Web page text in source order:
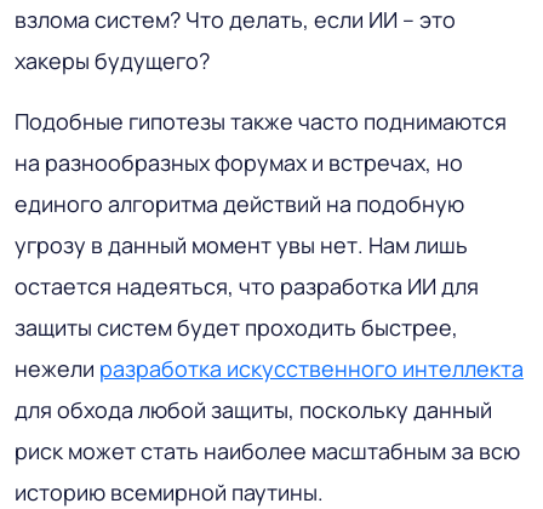
взлома систем? Что делать, если ИИ – это
хакеры будущего?
Подобные гипотезы также часто поднимаются
на разнообразных форумах и встречах, но
единого алгоритма действий на подобную
угрозу в данный момент увы нет. Нам лишь
остается надеяться, что разработка ИИ для
защиты систем будет проходить быстрее,
нежели разработка искусственного интеллекта
для обхода любой защиты, поскольку данный
риск может стать наиболее масштабным за всю
историю всемирной паутины.